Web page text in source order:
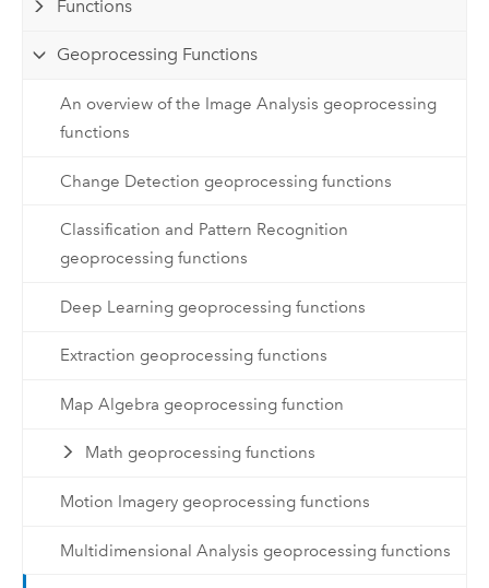
Functions
Geoprocessing Functions
An overview of the Image Analysis geoprocessing
functions
Change Detection geoprocessing functions
Classification and Pattern Recognition
geoprocessing functions
Deep Learning geoprocessing functions
Extraction geoprocessing functions
Map Algebra geoprocessing function
Math geoprocessing functions
Motion Imagery geoprocessing functions
Multidimensional Analysis geoprocessing functions